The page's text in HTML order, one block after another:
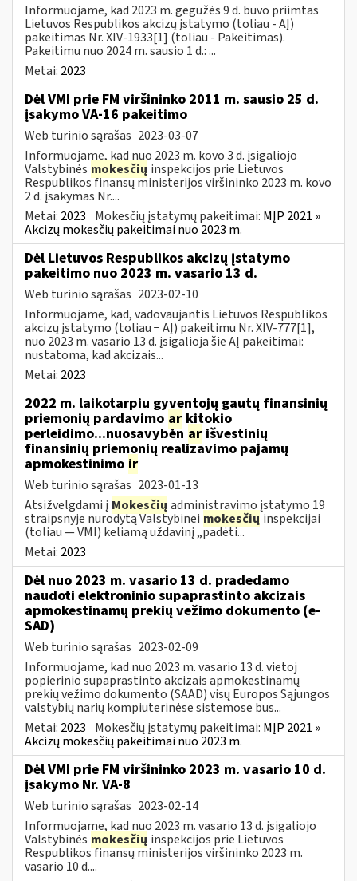
Informuojame, kad 2023 m. gegužės 9 d. buvo priimtas
Lietuvos Respublikos akcizų įstatymo (toliau - AĮ)
pakeitimas Nr. XIV-1933[1] (toliau - Pakeitimas).
Pakeitimu nuo 2024 m. sausio 1 d.: ...
Metai: 2023
Dėl VMI prie FM viršininko 2011 m. sausio 25 d.
įsakymo VA-16 pakeitimo
Web turinio sąrašas 2023-03-07
Informuojame, kad nuo 2023 m. kovo 3 d. įsigaliojo
Valstybinės mokesčių inspekcijos prie Lietuvos
Respublikos finansų ministerijos viršininko 2023 m. kovo
2 d. įsakymas Nr....
Metai: 2023 Mokesčių įstatymų pakeitimai: MĮP 2021 »
Akcizų mokesčių pakeitimai nuo 2023 m.
Dėl Lietuvos Respublikos akcizų įstatymo
pakeitimo nuo 2023 m. vasario 13 d.
Web turinio sąrašas 2023-02-10
Informuojame, kad, vadovaujantis Lietuvos Respublikos
akcizų įstatymo (toliau − AĮ) pakeitimu Nr. XIV-777[1],
nuo 2023 m. vasario 13 d. įsigalioja šie AĮ pakeitimai:
nustatoma, kad akcizais...
Metai: 2023
2022 m. laikotarpiu gyventojų gautų finansinių
priemonių pardavimo ar kitokio
perleidimo...nuosavybėn ar išvestinių
finansinių priemonių realizavimo pajamų
apmokestinimo ir
Web turinio sąrašas 2023-01-13
Atsižvelgdami į Mokesčių administravimo įstatymo 19
straipsnyje nurodytą Valstybinei mokesčių inspekcijai
(toliau — VMI) keliamą uždavinį „padėti...
Metai: 2023
Dėl nuo 2023 m. vasario 13 d. pradedamo
naudoti elektroninio supaprastinto akcizais
apmokestinamų prekių vežimo dokumento (e-
SAD)
Web turinio sąrašas 2023-02-09
Informuojame, kad nuo 2023 m. vasario 13 d. vietoj
popierinio supaprastinto akcizais apmokestinamų
prekių vežimo dokumento (SAAD) visų Europos Sąjungos
valstybių narių kompiuterinėse sistemose bus...
Metai: 2023 Mokesčių įstatymų pakeitimai: MĮP 2021 »
Akcizų mokesčių pakeitimai nuo 2023 m.
Dėl VMI prie FM viršininko 2023 m. vasario 10 d.
įsakymo Nr. VA-8
Web turinio sąrašas 2023-02-14
Informuojame, kad nuo 2023 m. vasario 13 d. įsigaliojo
Valstybinės mokesčių inspekcijos prie Lietuvos
Respublikos finansų ministerijos viršininko 2023 m.
vasario 10 d....